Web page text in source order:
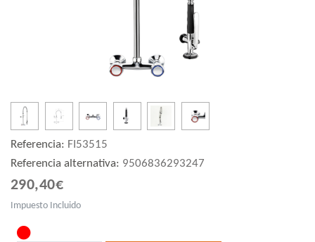
Referencia: FI53515
Referencia alternativa: 9506836293247
290,40€
Impuesto Incluido